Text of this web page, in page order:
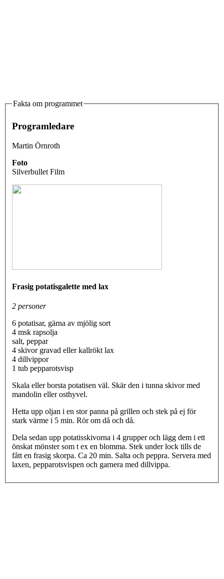
Fakta om programmet
Programledare
Martin Örnroth
Foto
Silverbullet Film
Frasig potatisgalette med lax
2 personer
6 potatisar, gärna av mjölig sort
4 msk rapsolja
salt, peppar
4 skivor gravad eller kallrökt lax
4 dillvippor
1 tub pepparotsvisp
Skala eller borsta potatisen väl. Skär den i tunna skivor med
mandolin eller osthyvel.
Hetta upp oljan i en stor panna på grillen och stek på ej för
stark värme i 5 min. Rör om då och då.
Dela sedan upp potatisskivorna i 4 grupper och lägg dem i ett
önskat mönster som t ex en blomma. Stek under lock tills de
fått en frasig skorpa. Ca 20 min. Salta och peppra. Servera med
laxen, pepparotsvispen och garnera med dillvippa.